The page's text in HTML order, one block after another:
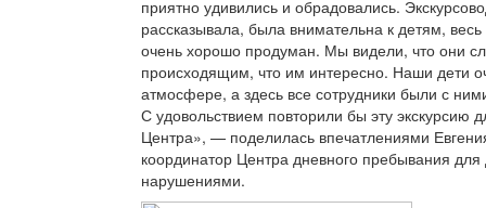
приятно удивились и обрадовались.
рассказывала, была внимательна к детям,
очень хорошо продуман. Мы видели, что они
происходящим, что им интересно. Наши дети
атмосфере, а здесь все сотрудники были с
С удовольствием повторили бы эту экскурсию
Центра», — поделилась впечатлениями
координатор Центра дневного пребывания
нарушениями.